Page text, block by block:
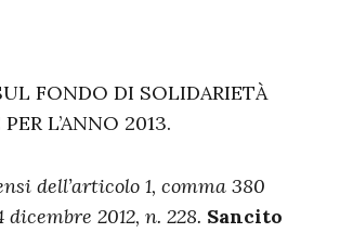
FONDO DI SOLIDARIETÀ
L’ANNO 2013.
dell’articolo 1, comma 380
dicembre 2012, n. 228. Sancito